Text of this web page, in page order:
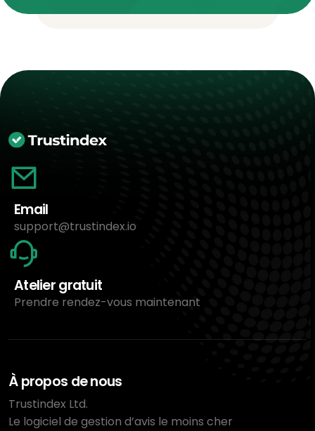
Email
support@trustindex.io
Atelier gratuit
Prendre rendez-vous maintenant
À propos de nous
Trustindex Ltd.
Le logiciel de gestion d’avis le moins cher